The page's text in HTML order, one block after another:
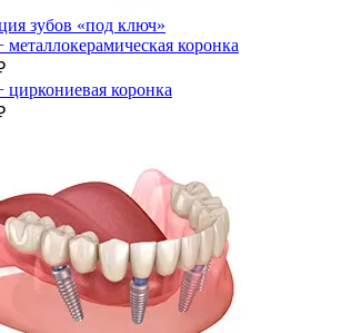
зубов «под ключ»
коронка
коронка